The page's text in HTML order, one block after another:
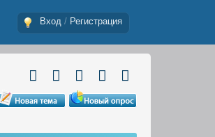
Вход / Регистрация